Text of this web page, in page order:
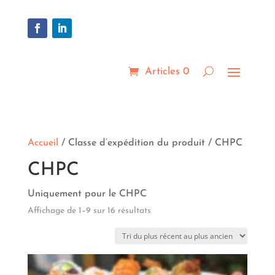
Articles 0
Accueil / Classe d’expédition du produit / CHPC
CHPC
Uniquement pour le CHPC
Affichage de 1–9 sur 16 résultatsTrié
récent